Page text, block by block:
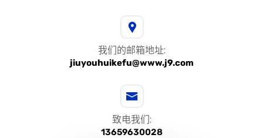
我们的邮箱地址:
jiuyouhuikefu@www.j9.com
致电我们:
13659630028